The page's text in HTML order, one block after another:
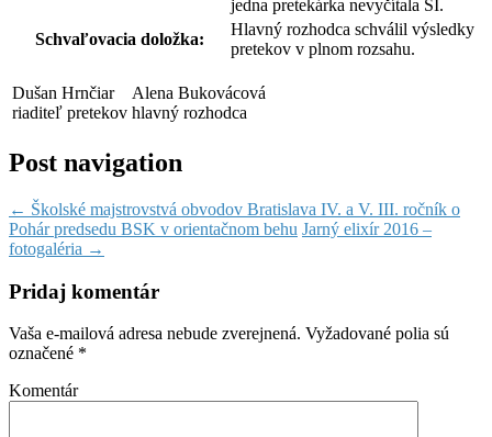
jedna pretekárka nevyčítala SI.
Schvaľovacia doložka:
Hlavný rozhodca schválil výsledky
pretekov v plnom rozsahu.
Dušan Hrnčiar
riaditeľ pretekov
Alena Bukovácová
hlavný rozhodca
Post navigation
← Školské majstrovstvá obvodov Bratislava IV. a V. III. ročník o
Pohár predsedu BSK v orientačnom behu Jarný elixír 2016 –
fotogaléria →
Pridaj komentár
Vaša e-mailová adresa nebude zverejnená. Vyžadované polia sú
označené *
Komentár